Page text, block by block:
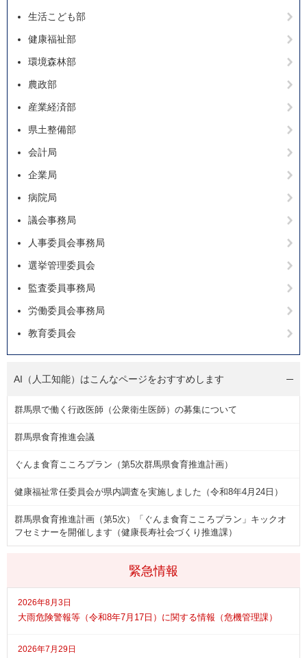
緊急情報
2026年8月3日
大雨危険警報等（令和8年7月17日）に関する情報（危機管理課）
2026年7月29日
生活こども部
健康福祉部
環境森林部
農政部
産業経済部
県土整備部
会計局
企業局
病院局
議会事務局
人事委員会事務局
選挙管理委員会
監査委員事務局
労働委員会事務局
教育委員会
AI（人工知能）はこんなページをおすすめします
群馬県で働く行政医師（公衆衛生医師）の募集について
群馬県食育推進会議
ぐんま食育こころプラン（第5次群馬県食育推進計画）
健康福祉常任委員会が県内調査を実施しました（令和8年4月24日）
群馬県食育推進計画（第5次）「ぐんま食育こころプラン」キックオ
フセミナーを開催します（健康長寿社会づくり推進課）